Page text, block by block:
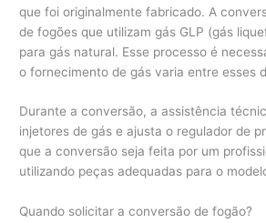
que foi originalmente fabricado. A
de fogões que utilizam gás GLP (gás
para gás natural. Esse processo é
o fornecimento de gás varia entre esses
Durante a conversão, a assistência
injetores de gás e ajusta o regulador de
que a conversão seja feita por um
utilizando peças adequadas para o
Quando solicitar a conversão de fogão?